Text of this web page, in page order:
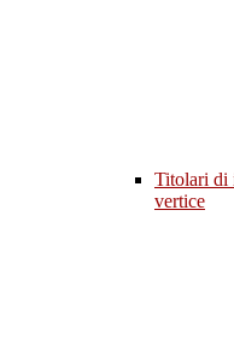
Titolari di
vertice